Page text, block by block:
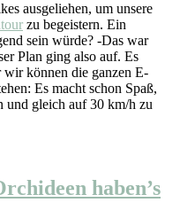
ausgeliehen, um unsere
zu begeistern. Ein
sein würde? -Das war
Plan ging also auf. Es
wir können die ganzen E-
Es macht schon Spaß,
und gleich auf 30 km/h zu
haben’s